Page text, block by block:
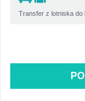
Transfer z lotniska do